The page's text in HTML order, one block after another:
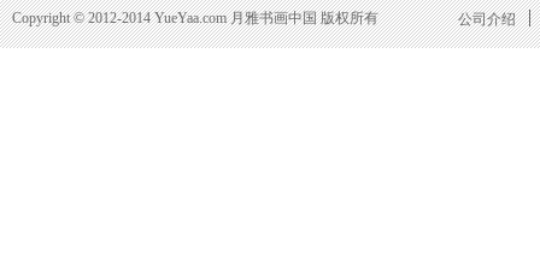
Copyright © 2012-2014 YueYaa.com 月雅书画中国 版权所有 公司介绍